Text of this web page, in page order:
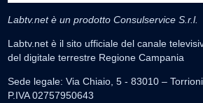
Labtv.net è un prodotto Consulservice S.r.l.
Labtv.net è il sito ufficiale del canale
del digitale terrestre Regione Campania
Sede legale: Via Chiaio, 5 - 83010 –
P.IVA 02757950643